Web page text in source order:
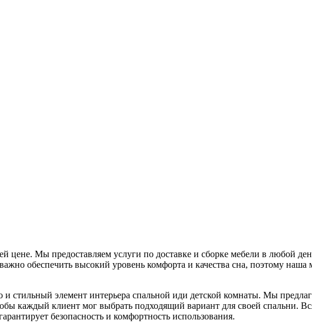
Мы предоставляем услуги по доставке и сборке мебели в любой
обеспечить высокий уровень комфорта и качества сна, поэтому наша
и стильный элемент интерьера спальной иди детской комнаты. Мы
каждый клиент мог выбрать подходящий вариант для своей спальни.
безопасность и комфортность использования.